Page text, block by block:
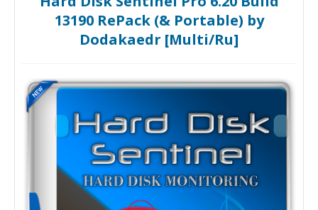
13190 RePack (& Portable) by
Dodakaedr [Multi/Ru]